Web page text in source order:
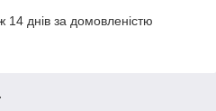
днів за домовленістю